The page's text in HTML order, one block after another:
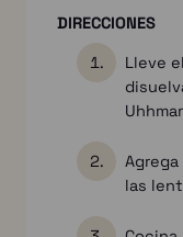
DIRECCIONES
Lleve
las